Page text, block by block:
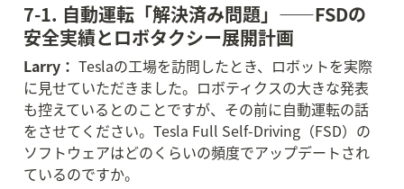
7-1. 自動運転「解決済み問題」——FSDの
安全実績とロボタクシー展開計画
Larry： Teslaの工場を訪問したとき、ロボットを実際
に見せていただきました。ロボティクスの大きな発表
も控えているとのことですが、その前に自動運転の話
をさせてください。Tesla Full Self-Driving（FSD）の
ソフトウェアはどのくらいの頻度でアップデートされ
ているのですか。